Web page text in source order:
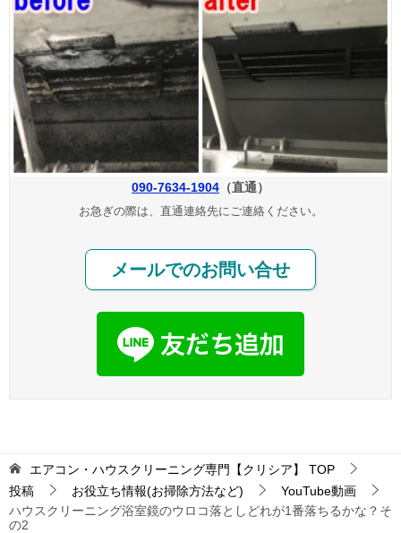
090-7634-1904 （直通）
お急ぎの際は、直通連絡先にご連絡ください。
メールでのお問い合せ
エアコン・ハウスクリーニング専門【クリシア】
TOP
投稿
お役立ち情報(お掃除方法など)
YouTube動画
ハウスクリーニング浴室鏡のウロコ落としどれが1番落ちるかな？そ
の2